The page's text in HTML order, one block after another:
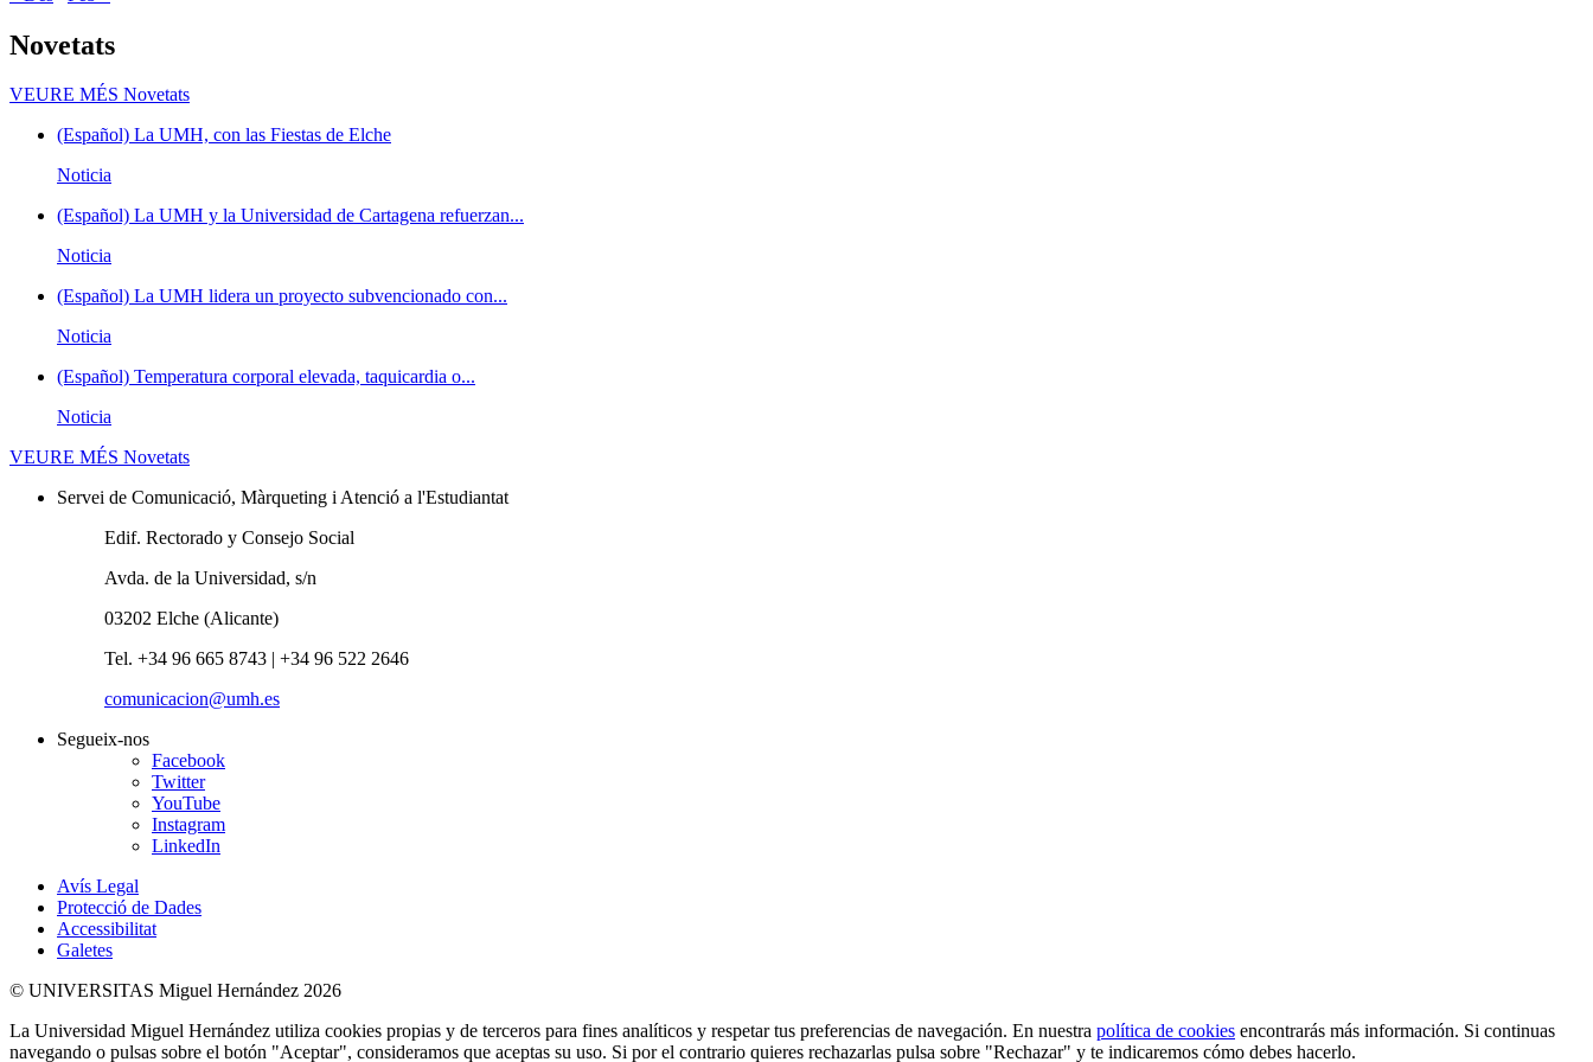
Novetats
VEURE MÉS Novetats
(Español) La UMH, con las Fiestas de Elche
Noticia
(Español) La UMH y la Universidad de Cartagena refuerzan...
Noticia
(Español) La UMH lidera un proyecto subvencionado con...
Noticia
(Español) Temperatura corporal elevada, taquicardia o...
Noticia
VEURE MÉS Novetats
Servei de Comunicació, Màrqueting i Atenció a l'Estudiantat
Edif. Rectorado y Consejo Social
Avda. de la Universidad, s/n
03202 Elche (Alicante)
Tel. +34 96 665 8743 | +34 96 522 2646
comunicacion@umh.es
Segueix-nos
Facebook
Twitter
YouTube
Instagram
LinkedIn
Avís Legal
Protecció de Dades
Accessibilitat
Galetes
© UNIVERSITAS Miguel Hernández 2026
La Universidad Miguel Hernández utiliza cookies propias y de terceros para fines analíticos y respetar tus preferencias de navegación. En nuestra política de cookies encontrarás más información. Si continuas
navegando o pulsas sobre el botón "Aceptar", consideramos que aceptas su uso. Si por el contrario quieres rechazarlas pulsa sobre "Rechazar" y te indicaremos cómo debes hacerlo.